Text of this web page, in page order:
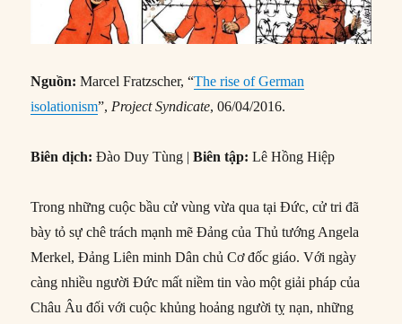
Nguồn: Marcel Fratzscher, “The rise of German
isolationism”, Project Syndicate, 06/04/2016.
Biên dịch: Đào Duy Tùng |Biên tập: Lê Hồng Hiệp
Trong những cuộc bầu cử vùng vừa qua tại Đức, cử tri đã
bày tỏ sự chê trách mạnh mẽ Đảng của Thủ tướng Angela
Merkel, Đảng Liên minh Dân chủ Cơ đốc giáo. Với ngày
càng nhiều người Đức mất niềm tin vào một giải pháp của
Châu Âu đối với cuộc khủng hoảng người tỵ nạn, những